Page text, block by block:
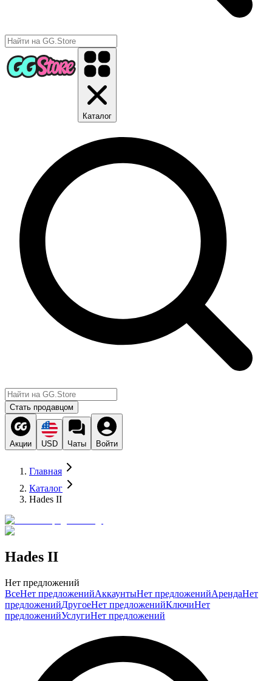
Каталог
Стать продавцом
Акции USD Чаты Войти
Главная
Каталог
Hades II
Hades II
Нет предложений
ВсеНет предложенийАккаунтыНет предложенийАрендаНет
предложенийДругоеНет предложенийКлючиНет
предложенийУслугиНет предложений